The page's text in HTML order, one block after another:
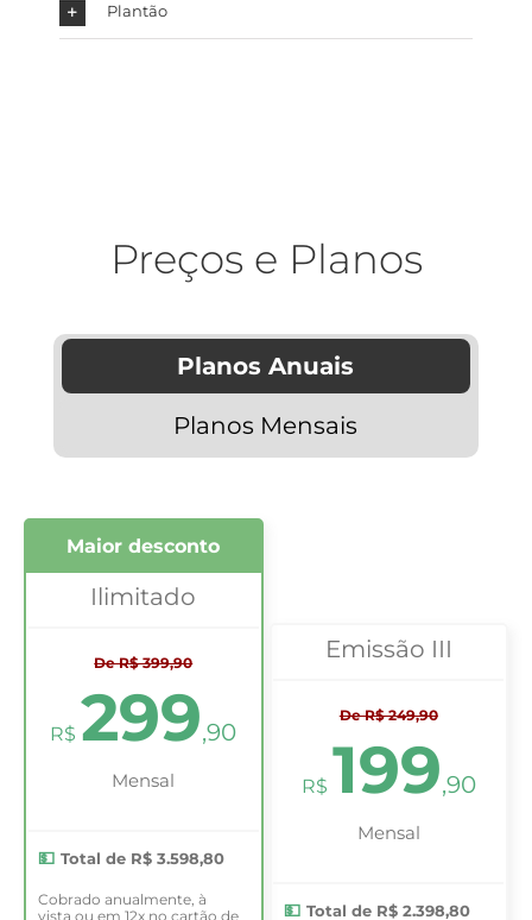
Plantão
Preços e Planos
Planos Anuais
Planos Mensais
Maior desconto
Ilimitado
De R$ 399,90
R$ 299,90
Mensal
Total de R$ 3.598,80
Cobrado anualmente, à
vista ou em 12x no cartão de
Emissão III
De R$ 249,90
R$ 199,90
Mensal
Total de R$ 2.398,80